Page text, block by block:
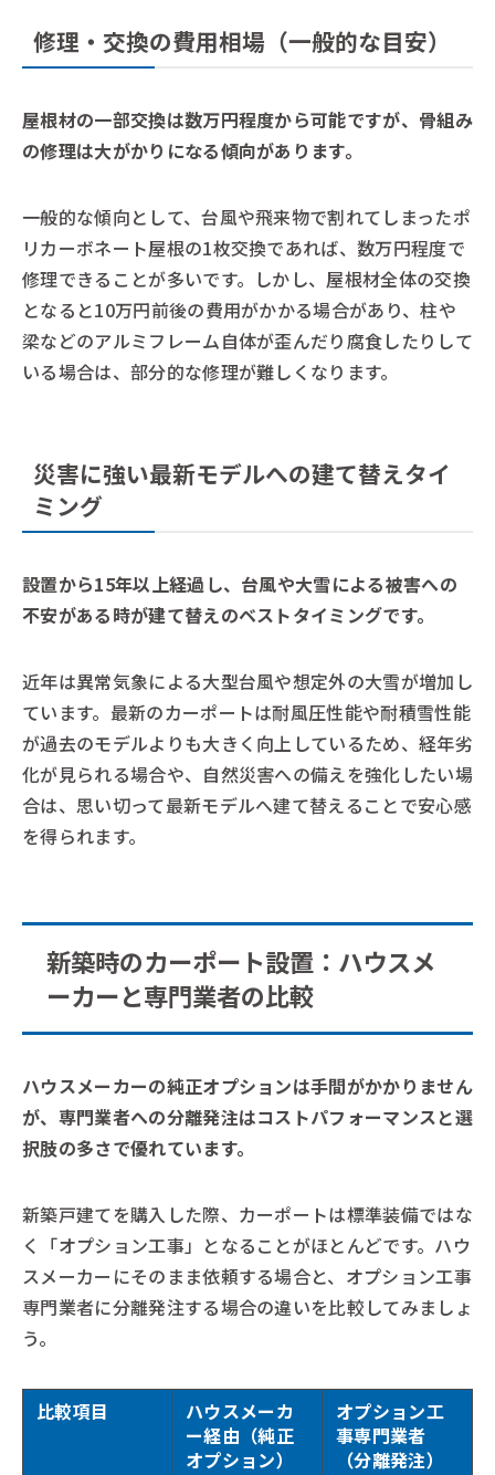
修理・交換の費用相場（一般的な目安）
屋根材の一部交換は数万円程度から可能ですが、骨組み
の修理は大がかりになる傾向があります。
一般的な傾向として、台風や飛来物で割れてしまったポ
リカーボネート屋根の1枚交換であれば、数万円程度で
修理できることが多いです。しかし、屋根材全体の交換
となると10万円前後の費用がかかる場合があり、柱や
梁などのアルミフレーム自体が歪んだり腐食したりして
いる場合は、部分的な修理が難しくなります。
災害に強い最新モデルへの建て替えタイ
ミング
設置から15年以上経過し、台風や大雪による被害への
不安がある時が建て替えのベストタイミングです。
近年は異常気象による大型台風や想定外の大雪が増加し
ています。最新のカーポートは耐風圧性能や耐積雪性能
が過去のモデルよりも大きく向上しているため、経年劣
化が見られる場合や、自然災害への備えを強化したい場
合は、思い切って最新モデルへ建て替えることで安心感
を得られます。
新築時のカーポート設置：ハウスメ
ーカーと専門業者の比較
ハウスメーカーの純正オプションは手間がかかりません
が、専門業者への分離発注はコストパフォーマンスと選
択肢の多さで優れています。
新築戸建てを購入した際、カーポートは標準装備ではな
く「オプション工事」となることがほとんどです。ハウ
スメーカーにそのまま依頼する場合と、オプション工事
専門業者に分離発注する場合の違いを比較してみましょ
う。
比較項目
ハウスメーカ
ー経由（純正
オプション）
オプション工
事専門業者
（分離発注）